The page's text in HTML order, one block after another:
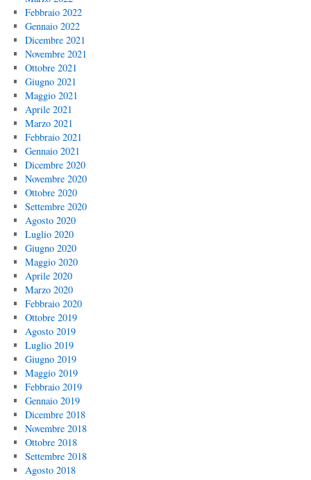
Febbraio 2022
Gennaio 2022
Dicembre 2021
Novembre 2021
Ottobre 2021
Giugno 2021
Maggio 2021
Aprile 2021
Marzo 2021
Febbraio 2021
Gennaio 2021
Dicembre 2020
Novembre 2020
Ottobre 2020
Settembre 2020
Agosto 2020
Luglio 2020
Giugno 2020
Maggio 2020
Aprile 2020
Marzo 2020
Febbraio 2020
Ottobre 2019
Agosto 2019
Luglio 2019
Giugno 2019
Maggio 2019
Febbraio 2019
Gennaio 2019
Dicembre 2018
Novembre 2018
Ottobre 2018
Settembre 2018
Agosto 2018